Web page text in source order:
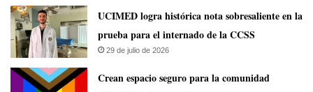
UCIMED logra histórica nota sobresaliente en la
prueba para el internado de la CCSS
29 de julio de 2026
Crean espacio seguro para la comunidad